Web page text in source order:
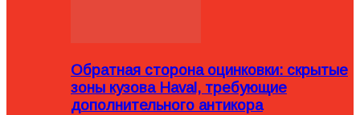
Обратная сторона оцинковки: скрытые
зоны кузова Haval, требующие
дополнительного антикора